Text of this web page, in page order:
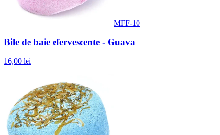
MFF-10
Bile de baie efervescente - Guava
16,00 lei